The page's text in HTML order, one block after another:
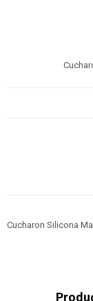
Cucharon Silicona